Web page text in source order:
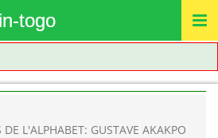
togo
DE L'ALPHABET: GUSTAVE AKAKPO